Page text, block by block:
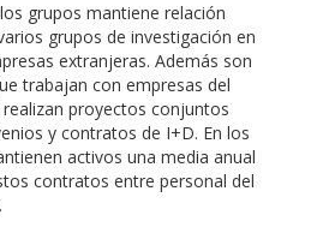
grupos mantiene relación
grupos de investigación en
extranjeras. Además son
trabajan con empresas del
proyectos conjuntos
y contratos de I+D. En los
activos una media anual
contratos entre personal del